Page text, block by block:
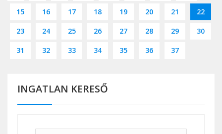
15 16 17 18 19 20 21 22
23 24 25 26 27 28 29 30
31 32 33 34 35 36 37
INGATLAN KERESŐ